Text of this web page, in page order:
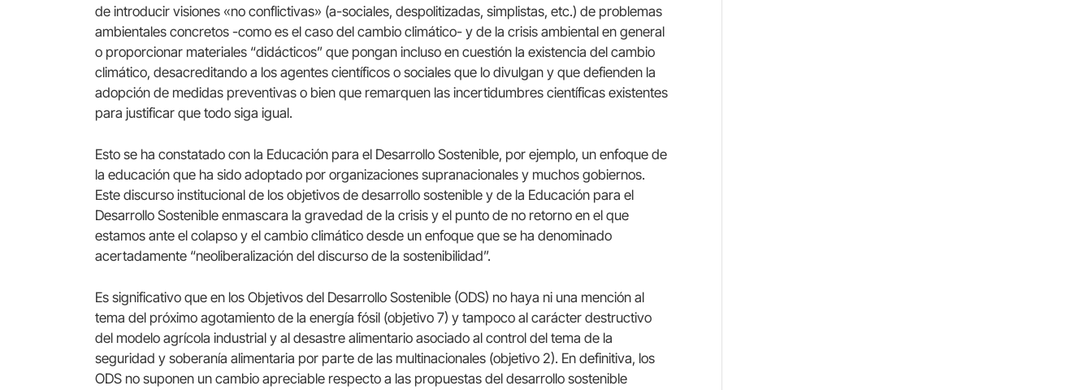
de introducir visiones «no conflictivas» (a-sociales, despolitizadas, simplistas, etc.) de problemas
ambientales concretos -como es el caso del cambio climático- y de la crisis ambiental en general
o proporcionar materiales “didácticos” que pongan incluso en cuestión la existencia del cambio
climático, desacreditando a los agentes científicos o sociales que lo divulgan y que defienden la
adopción de medidas preventivas o bien que remarquen las incertidumbres científicas existentes
para justificar que todo siga igual.
Esto se ha constatado con la Educación para el Desarrollo Sostenible, por ejemplo, un enfoque de
la educación que ha sido adoptado por organizaciones supranacionales y muchos gobiernos.
Este discurso institucional de los objetivos de desarrollo sostenible y de la Educación para el
Desarrollo Sostenible enmascara la gravedad de la crisis y el punto de no retorno en el que
estamos ante el colapso y el cambio climático desde un enfoque que se ha denominado
acertadamente “neoliberalización del discurso de la sostenibilidad”.
Es significativo que en los Objetivos del Desarrollo Sostenible (ODS) no haya ni una mención al
tema del próximo agotamiento de la energía fósil (objetivo 7) y tampoco al carácter destructivo
del modelo agrícola industrial y al desastre alimentario asociado al control del tema de la
seguridad y soberanía alimentaria por parte de las multinacionales (objetivo 2). En definitiva, los
ODS no suponen un cambio apreciable respecto a las propuestas del desarrollo sostenible